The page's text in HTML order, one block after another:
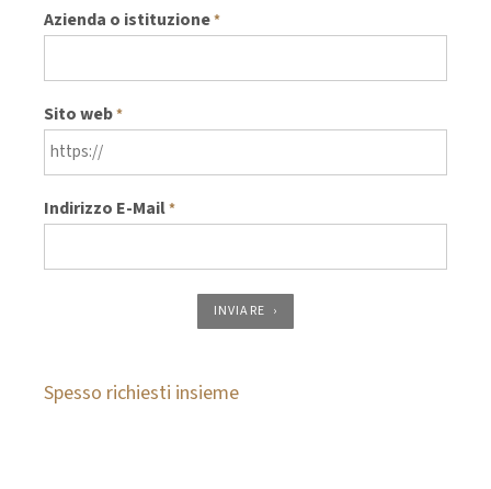
Azienda o istituzione*
Sito web*
Indirizzo E-Mail*
INVIARE
Spesso richiesti insieme